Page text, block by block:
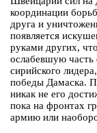
координации
друга и
появляется
руками других,
ослабевшую часть
сирийского
победы Дамаска.
никак не его
пока на фронтах
армию или